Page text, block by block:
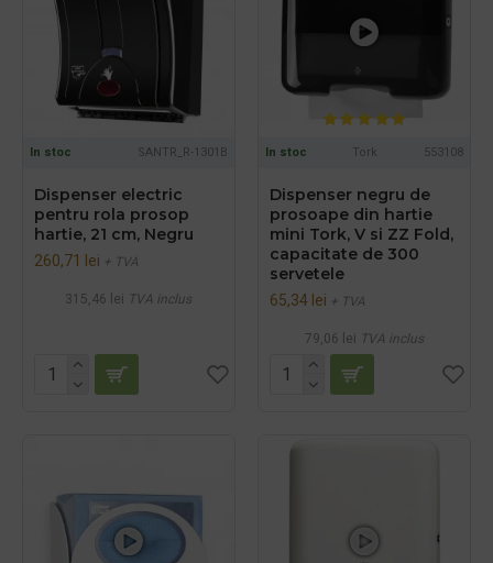
In stoc SANTR_R-1301B
Dispenser electric
pentru rola prosop
hartie, 21 cm, Negru
260,71 lei + TVA
315,46 lei TVA inclus
In stoc Tork 553108
Dispenser negru de
prosoape din hartie
mini Tork, V si ZZ Fold,
capacitate de 300
servetele
65,34 lei + TVA
79,06 lei TVA inclus